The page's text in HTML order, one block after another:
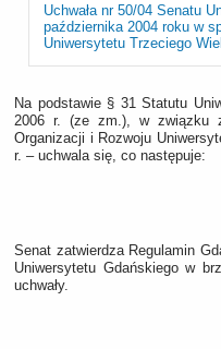
Uchwała nr 50/04 Senatu
października 2004 roku w
Uniwersytetu Trzeciego
Na podstawie § 31 Statutu
2006 r. (ze zm.), w związku
Organizacji i Rozwoju
r. – uchwala się, co następuje:
Senat zatwierdza Regulamin
Uniwersytetu Gdańskiego w
uchwały.